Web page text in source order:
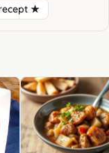
★